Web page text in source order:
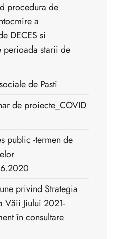
procedura de
a
DECES si
perioada starii de
de Pasti
de proiecte_COVID
public -termen de
privind Strategia
Văii Jiului 2021-
în consultare